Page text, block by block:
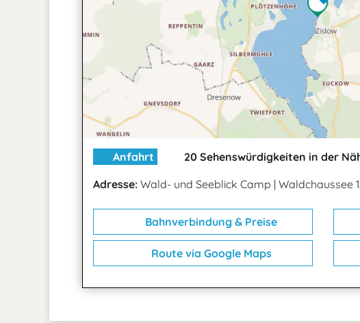
Anfahrt
20 Sehenswürdigkeiten in der
Adresse: Wald- und Seeblick Camp | Waldchaussee
Bahnverbindung & Preise
Route via Google Maps